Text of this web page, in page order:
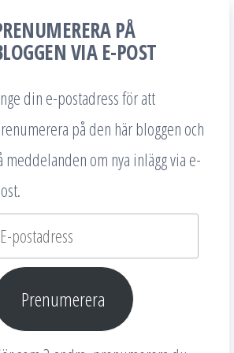
PÅ
VIA E-POST
din e-postadress för att
på den här bloggen och
meddelanden om nya inlägg via e-
E-
Prenumerera